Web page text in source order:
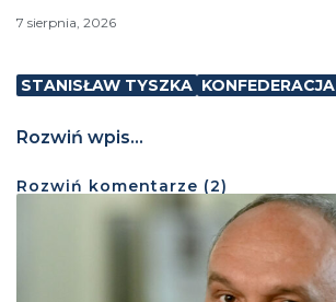
7 sierpnia, 2026
STANISŁAW TYSZKA KONFEDERACJA
Rozwiń wpis...
Rozwiń komentarze (2)